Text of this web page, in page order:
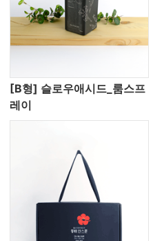
[B형] 슬로우애시드_룸스프
레이